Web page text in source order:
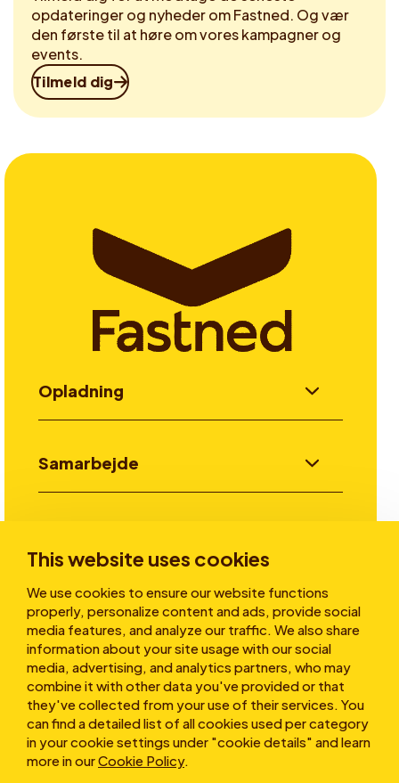
This website uses cookies
We use cookies to ensure our website functions
properly, personalize content and ads, provide social
media features, and analyze our traffic. We also share
information about your site usage with our social
media, advertising, and analytics partners, who may
combine it with other data you've provided or that
they've collected from your use of their services. You
can find a detailed list of all cookies used per category
in your cookie settings under "cookie details" and learn
more in ourCookie Policy.
opdateringer og nyheder om Fastned. Og vær
den første til at høre om vores kampagner og
events.
Tilmeld dig
Opladning
Samarbejde
Historier
Om os